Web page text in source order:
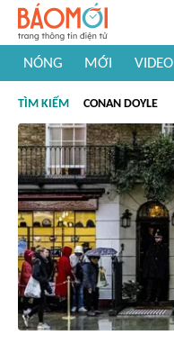
NÓNG MỚI VIDEO
#Khám phá thế giới
TÌM KIẾM CONAN DOYLE